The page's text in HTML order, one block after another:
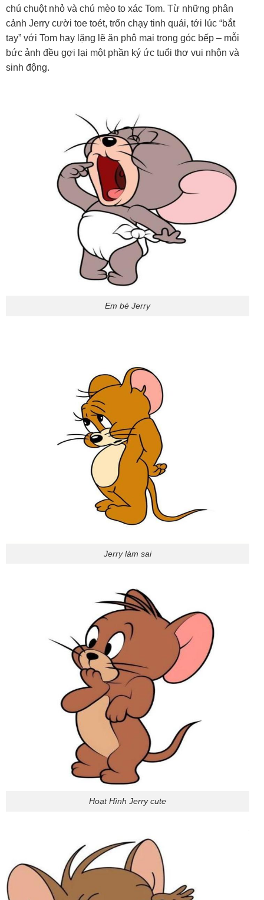
chú chuột nhỏ và chú mèo to xác Tom. Từ những phân
cảnh Jerry cười toe toét, trốn chạy tinh quái, tới lúc “bắt
tay” với Tom hay lặng lẽ ăn phô mai trong góc bếp – mỗi
bức ảnh đều gợi lại một phần ký ức tuổi thơ vui nhộn và
sinh động.
Em bé Jerry
Jerry làm sai
Hoạt Hình Jerry cute